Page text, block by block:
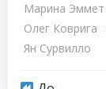
Марина Эммет
Олег Коврига
Ян Сурвилло